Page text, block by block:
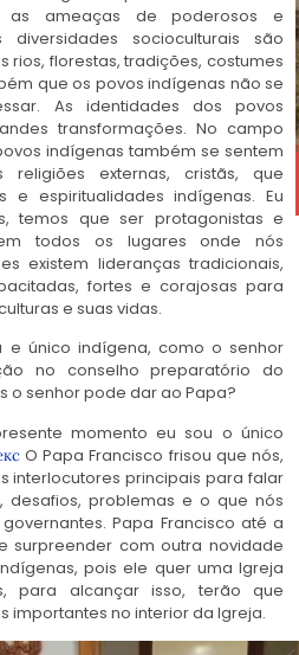
as ameaças de poderosos e
socioculturais são
rios, florestas, tradições, costumes
que os povos indígenas não se
As identidades dos povos
transformações. No campo
indígenas também se sentem
religiões externas, cristãs, que
e espiritualidades indígenas. Eu
temos que ser protagonistas e
todos os lugares onde nós
existem lideranças tradicionais,
fortes e corajosas para
e suas vidas.
e único indígena, como o senhor
no conselho preparatório do
o senhor pode dar ao Papa?
momento eu sou o único
O Papa Francisco frisou que nós,
interlocutores principais para falar
desafios, problemas e o que nós
Papa Francisco até a
surpreender com outra novidade
pois ele quer uma Igreja
para alcançar isso, terão que
importantes no interior da Igreja.